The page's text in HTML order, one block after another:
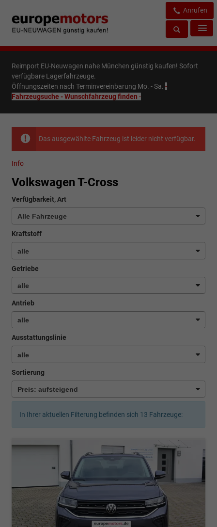
Anrufen
Reimport EU-Neuwagen nahe München günstig kaufen! Sofort
verfügbare Lagerfahrzeuge.
Öffnungszeiten nach Terminvereinbarung Mo. - Sa. -
Fahrzeugsuche - Wunschfahrzeug finden -
Das ausgewählte Fahrzeug ist leider nicht verfügbar.
Info
Volkswagen T-Cross
Verfügbarkeit, Art
Kraftstoff
Getriebe
Antrieb
Ausstattungslinie
Sortierung
In Ihrer aktuellen Filterung befinden sich 13 Fahrzeuge: